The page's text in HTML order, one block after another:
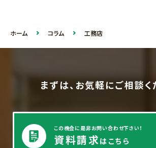
ホーム コラム 工務店
まずは、お気軽にご相談く
この機会に是非お問い合わせ下さい！
資料請求はこちら